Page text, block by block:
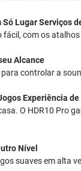
Só LugarServiços
fácil, com os
Alcance
para controlar a
Experiência de
O HDR10 Pro
Nível
suaves em alta